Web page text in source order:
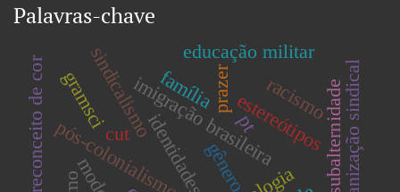
Palavras-chave
identidades estereótipos
imigração brasileira
pós-colonialismo subalternidade
gênero
prazer
sindicalismo reorganização sindical
pt
cut
gramsci
educação militar
preconceito de cor racismo
família